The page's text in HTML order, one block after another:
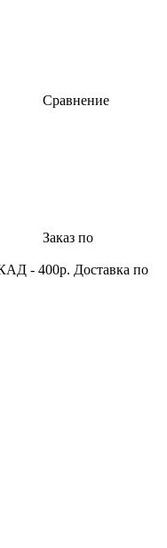
Сравнение
Заказ по
- 400р. Доставка по